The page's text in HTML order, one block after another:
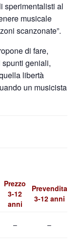
sperimentalisti al
musicale
scanzonate”.
di fare,
geniali,
libertà
un musicista
Prezzo
3-12
anni
Prevendita
3-12 anni
– –